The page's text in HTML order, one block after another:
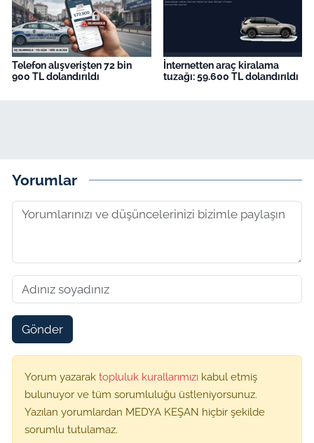
Telefon alışverişten 72 bin
900 TL dolandırıldı
İnternetten araç kiralama
tuzağı: 59.600 TL dolandırıldı
Yorumlar
Gönder
Yorum yazarak topluluk kurallarımızı kabul etmiş
bulunuyor ve tüm sorumluluğu üstleniyorsunuz.
Yazılan yorumlardan MEDYA KEŞAN hiçbir şekilde
sorumlu tutulamaz.